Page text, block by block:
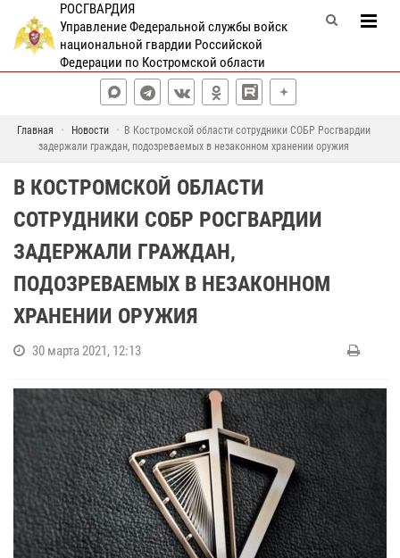
РОСГВАРДИЯ
Управление Федеральной службы войск
национальной гвардии Российской
Федерации по Костромской области
Главная Новости
В Костромской области сотрудники СОБР Росгвардии
задержали граждан, подозреваемых в незаконном хранении оружия
В КОСТРОМСКОЙ ОБЛАСТИ
СОТРУДНИКИ СОБР РОСГВАРДИИ
ЗАДЕРЖАЛИ ГРАЖДАН,
ПОДОЗРЕВАЕМЫХ В НЕЗАКОННОМ
ХРАНЕНИИ ОРУЖИЯ
30 марта 2021, 12:13